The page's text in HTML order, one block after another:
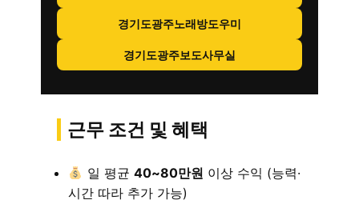
경기도광주노래방도우미
경기도광주보도사무실
근무 조건 및 혜택
일 평균 40~80만원 이상 수익 (능력·
시간 따라 추가 가능)